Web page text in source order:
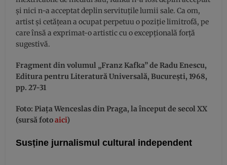
și nici n-a acceptat deplin servituțile lumii sale. Ca om,
artist și cetățean a ocupat perpetuu o poziție limitrofă, pe
care însă a exprimat-o artistic cu o excepțională forță
sugestivă.
Fragment din volumul „Franz Kafka” de Radu Enescu,
Editura pentru Literatură Universală, București, 1968,
pp. 27-31
Foto: Piața Wenceslas din Praga, la început de secol XX
(sursă fotoaici)
Susține jurnalismul cultural independent